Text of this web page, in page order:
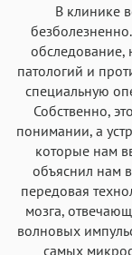
В клинике
обследование,
патологий и
специальную
Собственно,
понимании, а
которые нам
объяснил нам
передовая
мозга,
волновых
самых